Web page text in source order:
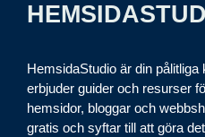
HemsidaStudio är din
erbjuder guider och resurser
hemsidor, bloggar och
gratis och syftar till att göra